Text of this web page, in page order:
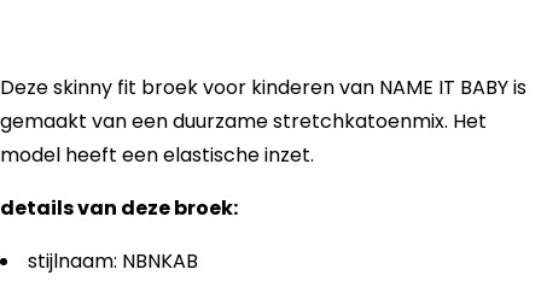
Deze skinny fit broek voor kinderen van NAME IT BABY is
gemaakt van een duurzame stretchkatoenmix. Het
model heeft een elastische inzet.
details van deze broek:
stijlnaam: NBNKAB